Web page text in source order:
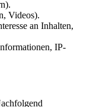
Videos).
an Inhalten,
IP-